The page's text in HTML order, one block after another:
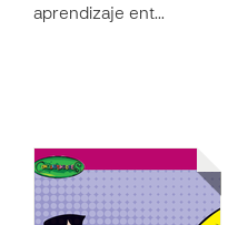
aprendizaje ent…